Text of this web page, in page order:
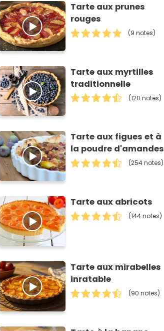
Tarte aux prunes
rouges
(9 notes)
Tarte aux myrtilles
traditionnelle
(120 notes)
Tarte aux figues et à
la poudre d'amandes
(254 notes)
Tarte aux abricots
(144 notes)
Tarte aux mirabelles
inratable
(90 notes)